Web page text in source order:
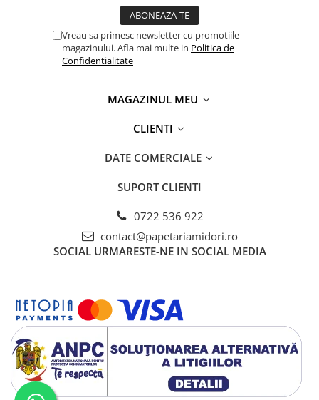
Creioane colorate
Creta si creioane cerate
Instrumente geometrie
Spray-uri acrilice
Cartuse originale Brother
Cartuse originale Canon
Cartuse originale Develop
Cartuse originale Epson
Cartuse originale HP
Vreau sa primesc newsletter cu promotiile
magazinului. Afla mai multe in Politica de
Confidentialitate
MAGAZINUL MEU
CLIENTI
DATE COMERCIALE
SUPORT CLIENTI
0722 536 922
contact@papetariamidori.ro
SOCIAL URMARESTE-NE IN SOCIAL MEDIA